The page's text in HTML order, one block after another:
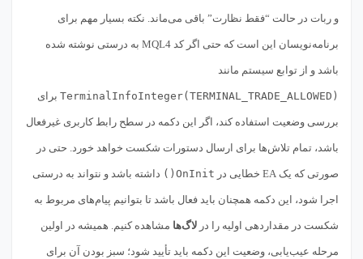
و ربات در حالت “فقط نظارت” باقی می‌ماند. نکته بسیار مهم برای
برنامه‌نویسان این است که حتی اگر کد MQL4 به درستی نوشته شده
باشد و از توابع سیستم مانند
TerminalInfoInteger(TERMINAL_TRADE_ALLOWED) برای
بررسی وضعیت استفاده کند، اگر این دکمه در سطح رابط کاربری غیرفعال
باشد، تمام تلاش‌ها برای ارسال دستورات شکست خواهد خورد. حتی در
صورتی که یک EA خطایی در OnInit() داشته باشد و نتواند به درستی
اجرا شود، این دکمه همچنان باید فعال باشد تا بتوانیم پیام‌های مربوط به
شکست در مقداردهی اولیه را در لاگ‌ها مشاهده کنیم. همیشه در اولین
مرحله عیب‌یابی، وضعیت این دکمه باید تأیید شود؛ سبز بودن آن برای